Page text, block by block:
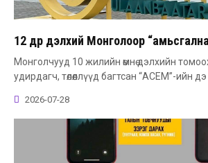
12 өдөр дэлхий Монголоор
Монголчууд 10 жилийн өмнө дэлхийн
удирдагч, төлөөллүүд багтсан “АСЕМ”-ийн дэ
2026-07-28